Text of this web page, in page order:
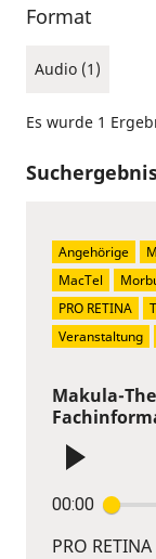
Format
Audio (1)
Es wurde 1
Makula-
00:00
PRO
Angehörige
MacTel
PRO RETINA
Veranstaltung